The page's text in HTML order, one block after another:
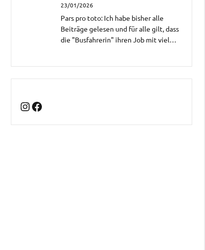
23/01/2026
Pars pro toto: Ich habe bisher alle
Beiträge gelesen und für alle gilt, dass
die "Busfahrerin" ihren Job mit viel…
Instagram
Facebook